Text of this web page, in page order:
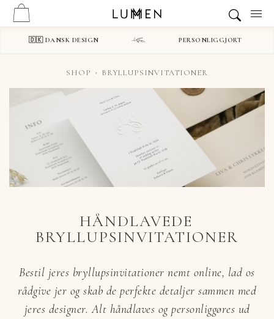
🇩🇰 DANSK DESIGN PERSONLIGGJORT
SHOP BRYLLUPSINVITATIONER
HÅNDLAVEDE
BRYLLUPSINVITATIONER
Bestil jeres bryllupsinvitationer nemt online, lad os
rådgive jer og skab de perfekte detaljer sammen med
jeres designer. Alt håndlaves og personliggøres ud